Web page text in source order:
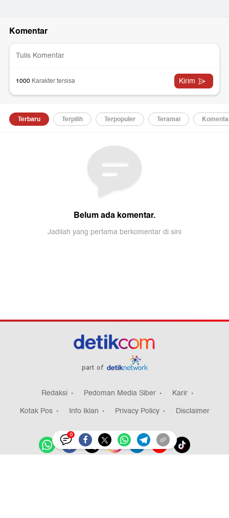
0
part of
Redaksi Pedoman Media Siber
Karir
Kotak Pos
Info Iklan Privacy Policy Disclaimer